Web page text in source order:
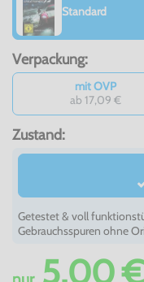
Standard
Verpackung:
mit OVP
ab 17,09 €
Zustand:
Getestet & voll
Gebrauchsspuren ohne
5,00 €